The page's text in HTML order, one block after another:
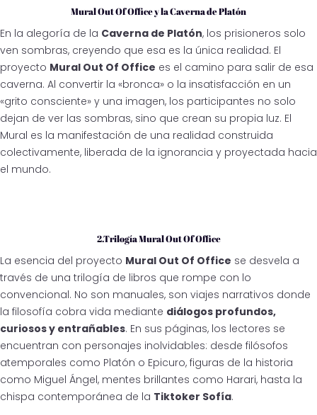
Mural Out Of Office y la Caverna de Platón
En la alegoría de la Caverna de Platón, los prisioneros solo
ven sombras, creyendo que esa es la única realidad. El
proyecto Mural Out Of Office es el camino para salir de esa
caverna. Al convertir la «bronca» o la insatisfacción en un
«grito consciente» y una imagen, los participantes no solo
dejan de ver las sombras, sino que crean su propia luz. El
Mural es la manifestación de una realidad construida
colectivamente, liberada de la ignorancia y proyectada hacia
el mundo.
2.Trilogía Mural Out Of Office
La esencia del proyecto Mural Out Of Office se desvela a
través de una trilogía de libros que rompe con lo
convencional. No son manuales, son viajes narrativos donde
la filosofía cobra vida mediante diálogos profundos,
curiosos y entrañables. En sus páginas, los lectores se
encuentran con personajes inolvidables: desde filósofos
atemporales como Platón o Epicuro, figuras de la historia
como Miguel Ángel, mentes brillantes como Harari, hasta la
chispa contemporánea de la Tiktoker Sofía.